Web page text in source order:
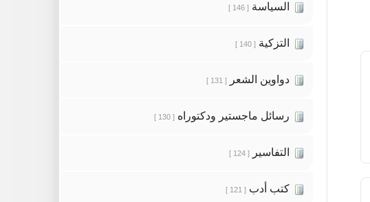
السياسة [ 146 ]
التزكية [ 140 ]
دواوين الشعر [ 131 ]
رسائل ماجستير ودكتوراه [ 130 ]
التفاسير [ 124 ]
كتب أدب [ 121 ]